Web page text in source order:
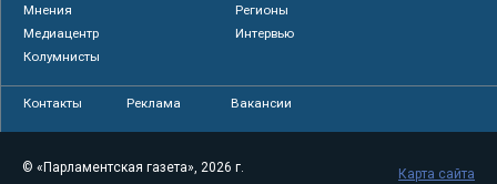
Мнения
Регионы
Медиацентр
Интервью
Колумнисты
Контакты Реклама Вакансии
© «Парламентская газета», 2026 г.
Карта сайта